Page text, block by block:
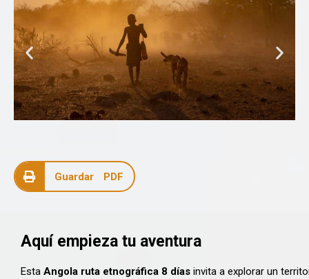
Guardar PDF
Aquí empieza tu aventura
Esta Angola ruta etnográfica 8 días invita a explorar un